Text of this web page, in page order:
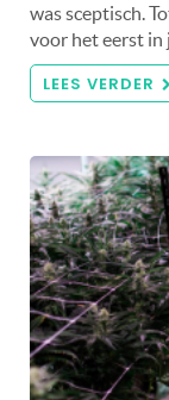
was sceptisch.
voor het eerst in
LEES VERDER